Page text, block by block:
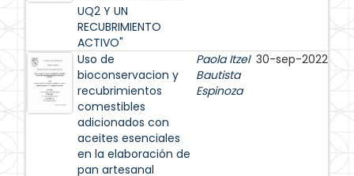
UQ2 Y UN
RECUBRIMIENTO
ACTIVO"
Uso de
bioconservacion y
recubrimientos
comestibles
adicionados con
aceites esenciales
en la elaboración de
pan artesanal
Paola Itzel
Bautista
Espinoza
30-sep-2022